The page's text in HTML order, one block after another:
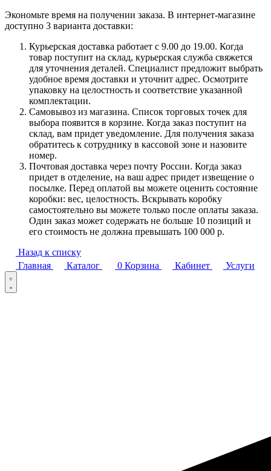
Экономьте время на получении заказа. В интернет-магазине
доступно 3 варианта доставки:
Курьерская доставка работает с 9.00 до 19.00. Когда
товар поступит на склад, курьерская служба свяжется
для уточнения деталей. Специалист предложит выбрать
удобное время доставки и уточнит адрес. Осмотрите
упаковку на целостность и соответствие указанной
комплектации.
Самовывоз из магазина. Список торговых точек для
выбора появится в корзине. Когда заказ поступит на
склад, вам придет уведомление. Для получения заказа
обратитесь к сотруднику в кассовой зоне и назовите
номер.
Почтовая доставка через почту России. Когда заказ
придет в отделение, на ваш адрес придет извещение о
посылке. Перед оплатой вы можете оценить состояние
коробки: вес, целостность. Вскрывать коробку
самостоятельно вы можете только после оплаты заказа.
Один заказ может содержать не больше 10 позиций и
его стоимость не должна превышать 100 000 р.
Назад к списку
Главная
Каталог 0 Корзина Кабинет Услуги